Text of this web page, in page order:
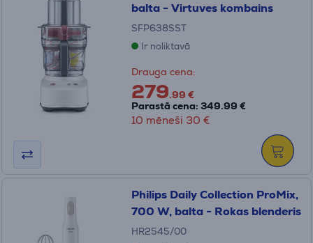
balta - Virtuves kombains
SFP638SST
Ir noliktavā
Drauga cena:
279.99 €
Parastā cena: 349.99 €
10 mēneši 30 €
Philips Daily Collection ProMix,
700 W, balta - Rokas blenderis
HR2545/00